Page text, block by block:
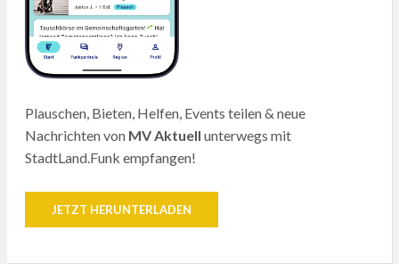
Plauschen, Bieten, Helfen, Events teilen & neue
Nachrichten von MV Aktuell unterwegs mit
StadtLand.Funk empfangen!
JETZT HERUNTERLADEN